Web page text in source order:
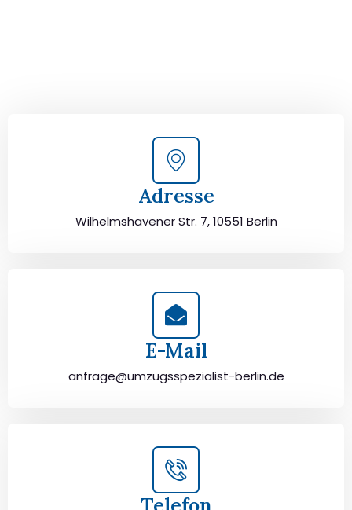
Adresse
Wilhelmshavener Str. 7, 10551 Berlin
E-Mail
anfrage@umzugsspezialist-berlin.de